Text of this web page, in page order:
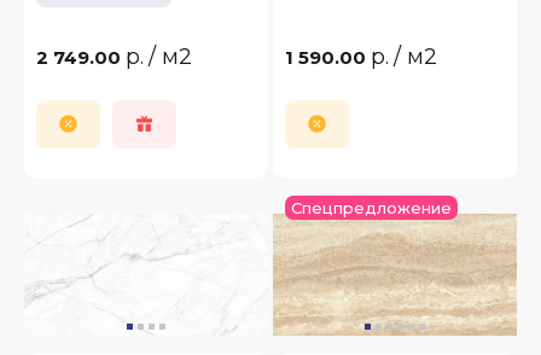
2 749.00 р. / м2 1 590.00 р. / м2
Спецпредложение